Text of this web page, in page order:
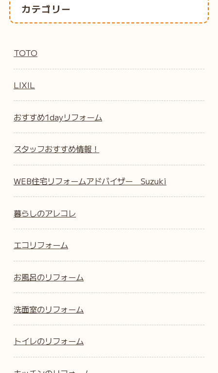
カテゴリー
TOTO
LIXIL
おすすめ1dayリフォーム
スタッフおすすめ情報！
WEB住宅リフォームアドバイザー Suzuki
暮らしのアレコレ
エコリフォーム
お風呂のリフォーム
洗面室のリフォーム
トイレのリフォーム